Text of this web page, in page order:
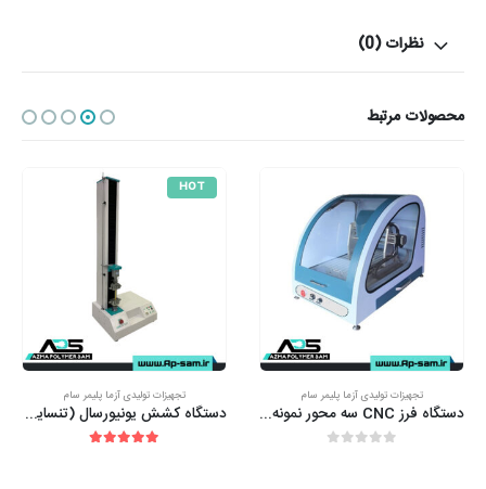
نظرات (0)
محصولات مرتبط
تجهیزات تولیدی آزما پلیمر سام
دستگاه فرز CNC سه محور نمونه های پلیمری
HOT
تجهیزات تولیدی آزما پلیمر سام
دستگاه کشش یونیورسال (تنسایل) 100 کیلوگرم تک ستون